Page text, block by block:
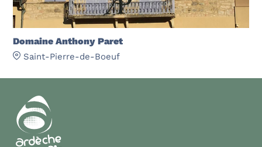
Domaine Anthony Paret
Saint-Pierre-de-Boeuf